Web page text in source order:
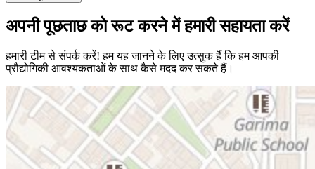
अपनी पूछताछ को रूट करने में हमारी सहायता करें
हमारी टीम से संपर्क करें! हम यह जानने के लिए उत्सुक हैं कि हम आपकी
प्रौद्योगिकी आवश्यकताओं के साथ कैसे मदद कर सकते हैं।